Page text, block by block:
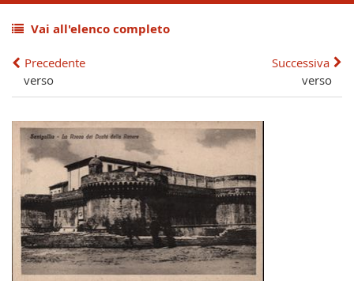
Vai all'elenco completo
Precedente
verso
Successiva
verso